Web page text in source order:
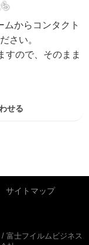
からコンタクト
さい。
すので、そのまま
せる
サイトマップ
富士フイルムビジネス